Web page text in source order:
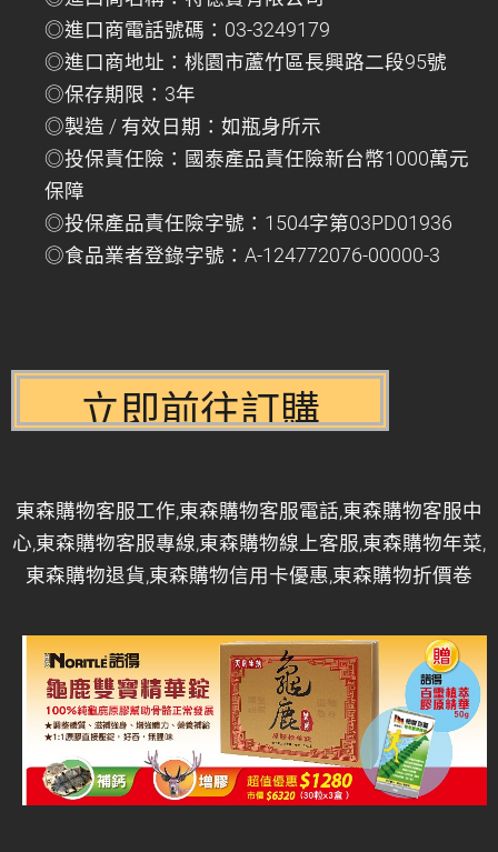
◎進口商電話號碼：03-3249179
◎進口商地址：桃園市蘆竹區長興路二段95號
◎保存期限：3年
◎製造 / 有效日期：如瓶身所示
◎投保責任險：國泰產品責任險新台幣1000萬元
保障
◎投保產品責任險字號：1504字第03PD01936
◎食品業者登錄字號：A-124772076-00000-3
東森購物客服工作,東森購物客服電話,東森購物客服中
心,東森購物客服專線,東森購物線上客服,東森購物年菜,
東森購物退貨,東森購物信用卡優惠,東森購物折價卷